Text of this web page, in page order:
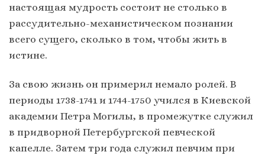
настоящая мудрость состоит не столько в
рассудительно-механистическом познании
всего сущего, сколько в том, чтобы жить в
истине.
За свою жизнь он примерил немало ролей. В
периоды 1738-1741 и 1744-1750 учился в Киевской
академии Петра Могилы, в промежутке служил
в придворной Петербургской певческой
капелле. Затем три года служил певчим при